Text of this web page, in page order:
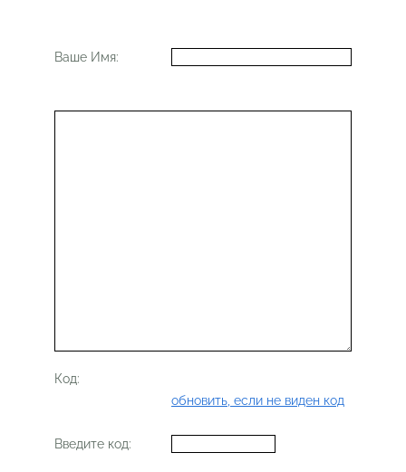
Ваше Имя:
Код:
обновить, если не виден код
Введите код: